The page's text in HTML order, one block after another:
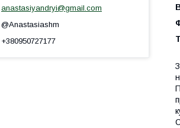
anastasiyandryi@gmail.com
@Anastasiashm
+380950727177